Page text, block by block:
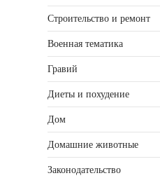
Строительство и ремонт
Военная тематика
Гравий
Диеты и похудение
Дом
Домашние животные
Законодательство